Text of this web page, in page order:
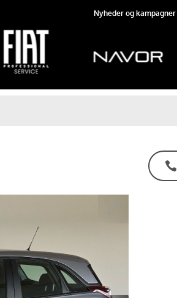
Nyheder og kampagner
